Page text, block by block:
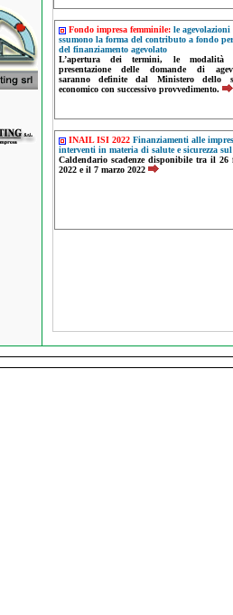
Fondo impresa femminile: le agevolazioni
ssumono la forma del contributo a fondo
del finanziamento agevolato
L’apertura dei termini, le
presentazione delle domande di
saranno definite dal Ministero dello
economico con successivo provvedimento.
INAIL ISI 2022Finanziamenti alle
interventi in materia di salute e sicurezza
Caldendario scadenze disponibile tra il 26
2022 e il 7 marzo 2022